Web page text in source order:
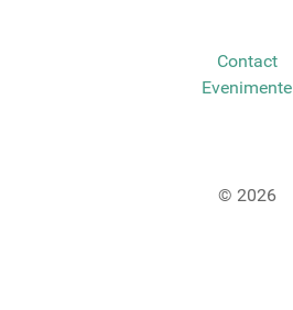
Contact
Evenimente
© 2026